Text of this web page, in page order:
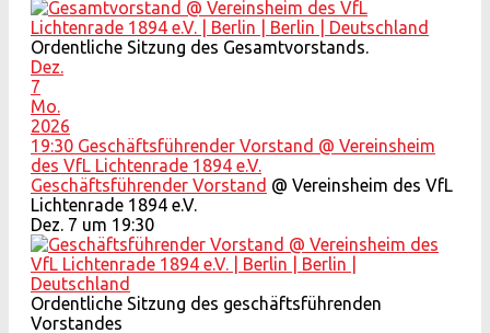
Ordentliche Sitzung des Gesamtvorstands.
Dez.
7
Mo.
2026
19:30 Geschäftsführender Vorstand @ Vereinsheim
des VfL Lichtenrade 1894 e.V.
Geschäftsführender Vorstand @ Vereinsheim des VfL
Lichtenrade 1894 e.V.
Dez. 7 um 19:30
Ordentliche Sitzung des geschäftsführenden
Vorstandes